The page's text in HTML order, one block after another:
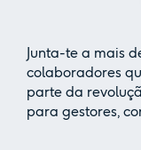
Junta-te a mais
colaboradores
parte da
para gestores,